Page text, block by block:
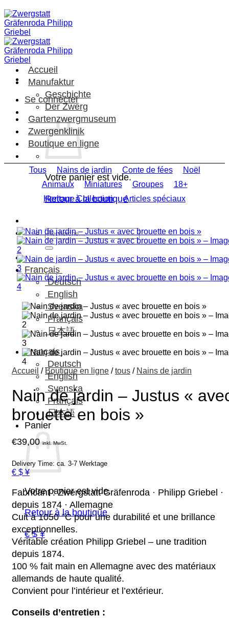
Passer
au
contenu
Se connecter
Votre panier est vide.
Retour à la boutique
Recherche
pour :
Français
Deutsch
English
Svenska
Français
日本語
Français
Deutsch
English
Svenska
Français
日本語
Panier
Votre panier est vide.
Retour à la boutique
€ $ ¥
Accueil
Manufaktur
Geschichte
Der Zwerg
Gartenzwergmuseum
Zwergenklinik
Boutique en ligne
Tous Nains de jardin Conte de fées
Noël
Animaux
Miniatures Groupes
18+
Heritage Collection
Articles spéciaux
Accueil / Boutique en ligne / tous / Nains de jardin
Nain de jardin – Justus «
brouette en bois »
€39,00 inkl. MwSt.
Delivery Time: ca. 3-7 Werktage
€ $ ¥
Fabricant : Zwergstatt Gräfenroda · Philipp Griebel ·
depuis 1874 · Allemagne
Cuit à 1050 °C pour une durabilité et une brillance
exceptionnelles.
Véritable création Philipp Griebel – une tradition
depuis 1874.
100 % fait main en Allemagne avec des matériaux
allemands de haute qualité.
Convient pour l’intérieur et l’extérieur.
Conseils d’entretien :